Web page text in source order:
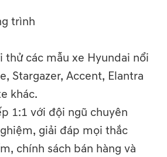
trình
thử các mẫu xe Hyundai nổi
Stargazer, Accent, Elantra
khác.
1:1 với đội ngũ chuyên
giải đáp mọi thắc
chính sách bán hàng và